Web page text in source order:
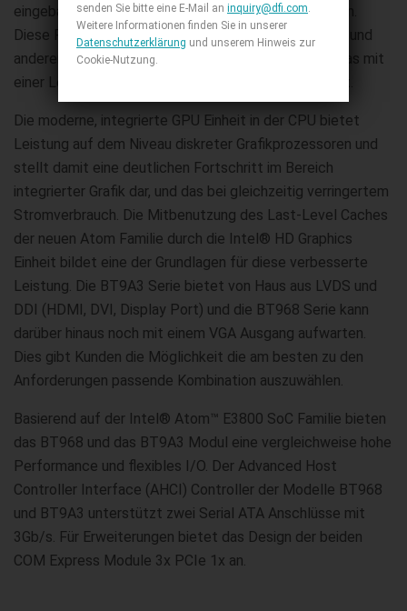
eingebaute Funktionseinheit für Sicherheitsaufgaben.
Diese Produkte sind für eine Vielzahl an industriellen und
anderen gewerblichen Applikationen geeignet, und das mit
einer Leistungsaufnahme des SoC von unter 10 Watt.
Die moderne, integrierte GPU Einheit in der CPU bietet
Leistung auf dem Niveau diskreter Grafikprozessoren und
stellt damit eine deutlichen Fortschritt im Bereich
integrierter Grafik dar, und das bei gleichzeitig verringertem
Stromverbrauch. Die Mitbenutzung des Last-Level Caches
der neuen Atom Familie durch die Intel® HD Graphics
Einheit bildet eine der Grundlagen für diese verbesserte
Leistung. Die BT9A3 Serie bietet von Haus aus LVDS und
DDI (HDMI, DVI, Display Port) und die BT968 Serie kann
darüber hinaus noch mit einem VGA Ausgang aufwarten.
Dies gibt Kunden die Möglichkeit die am besten zu den
Anforderungen passende Kombination auszuwählen.
Basierend auf der Intel® Atom™ E3800 SoC Familie bieten
das BT968 und das BT9A3 Modul eine vergleichweise hohe
Performance und flexibles I/O. Der Advanced Host
Controller Interface (AHCI) Controller der Modelle BT968
und BT9A3 unterstützt zwei Serial ATA Anschlüsse mit
3Gb/s. Für Erweiterungen bietet das Design der beiden
COM Express Module 3x PCIe 1x an.
senden Sie bitte eine E-Mail an inquiry@dfi.com.
Weitere Informationen finden Sie in unserer
Datenschutzerklärung und unserem Hinweis zur
Cookie-Nutzung.